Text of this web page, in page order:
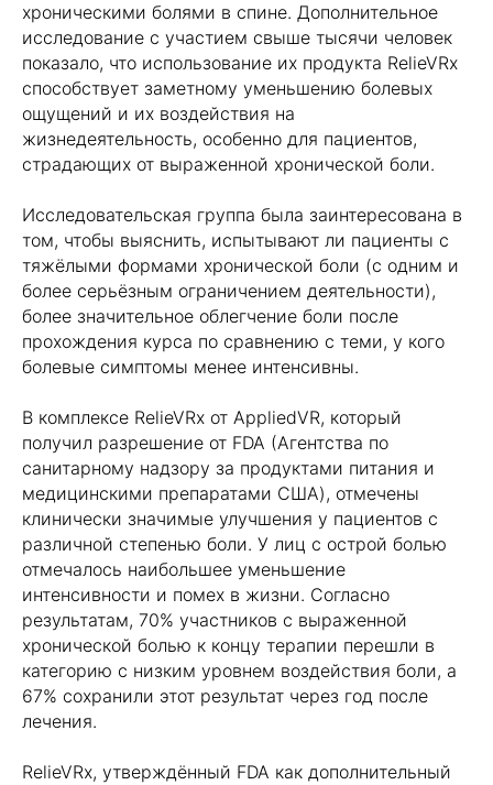
хроническими болями в спине. Дополнительное
исследование с участием свыше тысячи человек
показало, что использование их продукта RelieVRx
способствует заметному уменьшению болевых
ощущений и их воздействия на
жизнедеятельность, особенно для пациентов,
страдающих от выраженной хронической боли.
Исследовательская группа была заинтересована в
том, чтобы выяснить, испытывают ли пациенты с
тяжёлыми формами хронической боли (с одним и
более серьёзным ограничением деятельности),
более значительное облегчение боли после
прохождения курса по сравнению с теми, у кого
болевые симптомы менее интенсивны.
В комплексе RelieVRx от AppliedVR, который
получил разрешение от FDA (Агентства по
санитарному надзору за продуктами питания и
медицинскими препаратами США), отмечены
клинически значимые улучшения у пациентов с
различной степенью боли. У лиц с острой болью
отмечалось наибольшее уменьшение
интенсивности и помех в жизни. Согласно
результатам, 70% участников с выраженной
хронической болью к концу терапии перешли в
категорию с низким уровнем воздействия боли, а
67% сохранили этот результат через год после
лечения.
RelieVRx, утверждённый FDA как дополнительный